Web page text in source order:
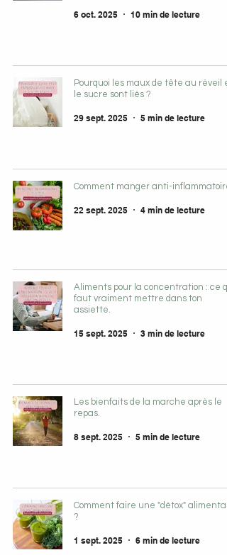
6 oct. 2025 10 min de lecture
Pourquoi les maux de tête au réveil
le sucre sont liés ?
29 sept. 2025 5 min de lecture
Comment manger anti-
22 sept. 2025 4 min de lecture
Aliments pour la concentration : ce
faut vraiment mettre dans ton
assiette.
15 sept. 2025 3 min de lecture
Les bienfaits de la marche après le
repas.
8 sept. 2025 5 min de lecture
Comment faire une "détox"
?
1 sept. 2025 6 min de lecture